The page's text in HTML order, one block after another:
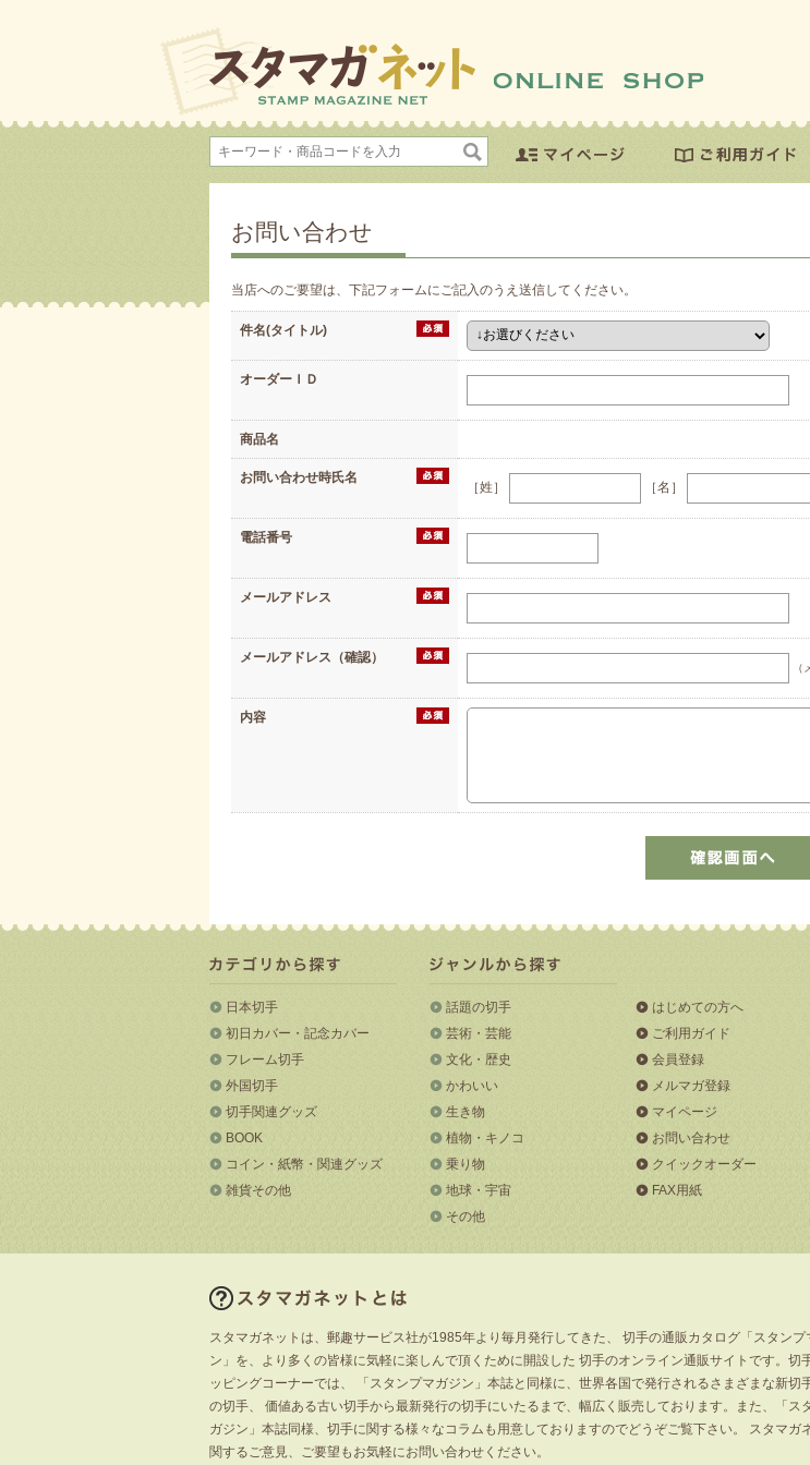
お問い合わせ
当店へのご要望は、下記フォームにご記入のうえ送信してください。
件名(タイトル)
オーダーＩＤ
商品名
お問い合わせ時氏名
［姓］ ［名］
電話番号
メールアドレス
メールアドレス（確認）
内容
日本切手
初日カバー・記念カバー
フレーム切手
外国切手
切手関連グッズ
BOOK
コイン・紙幣・関連グッズ
雑貨その他
話題の切手
芸術・芸能
文化・歴史
かわいい
生き物
植物・キノコ
乗り物
地球・宇宙
その他
はじめての方へ
ご利用ガイド
会員登録
メルマガ登録
マイページ
お問い合わせ
クイックオーダー
FAX用紙
スタマガネットは、郵趣サービス社が1985年より毎月発行してきた、 切手の通販カタログ「スタンプ
ン」を、より多くの皆様に気軽に楽しんで頂くために開設した 切手のオンライン通販サイトです。切
ッピングコーナーでは、 「スタンプマガジン」本誌と同様に、世界各国で発行されるさまざまな新切
の切手、 価値ある古い切手から最新発行の切手にいたるまで、幅広く販売しております。また、「ス
ガジン」本誌同様、切手に関する様々なコラムも用意しておりますのでどうぞご覧下さい。 スタマガ
関するご意見、ご要望もお気軽にお問い合わせください。